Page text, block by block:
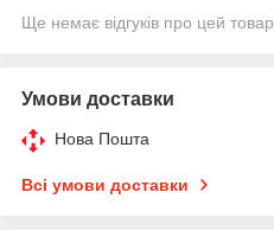
Ще немає відгуків про цей товар
Умови доставки
Нова Пошта
Всі умови доставки